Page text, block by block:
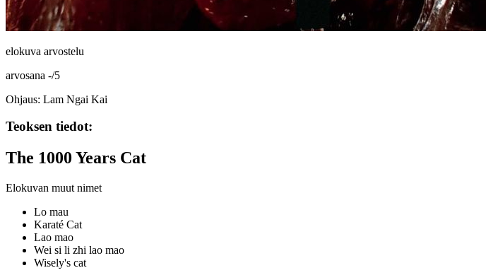
elokuva arvostelu
arvosana -/5
Ohjaus: Lam Ngai Kai
Teoksen tiedot:
The 1000 Years Cat
Elokuvan muut nimet
Lo mau
Karaté Cat
Lao mao
Wei si li zhi lao mao
Wisely's cat